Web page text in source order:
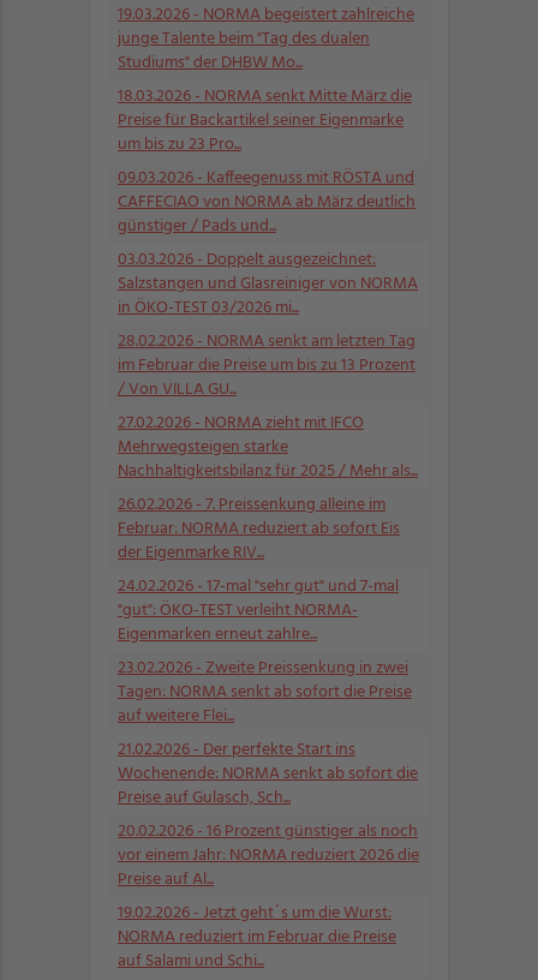
19.03.2026- NORMA begeistert zahlreiche
junge Talente beim "Tag des dualen
Studiums" der DHBW Mo...
18.03.2026- NORMA senkt Mitte März die
Preise für Backartikel seiner Eigenmarke
um bis zu 23 Pro...
09.03.2026- Kaffeegenuss mit RÖSTA und
CAFFECIAO von NORMA ab März deutlich
günstiger / Pads und...
03.03.2026- Doppelt ausgezeichnet:
Salzstangen und Glasreiniger von NORMA
in ÖKO-TEST 03/2026 mi...
28.02.2026- NORMA senkt am letzten Tag
im Februar die Preise um bis zu 13 Prozent
/ Von VILLA GU...
27.02.2026- NORMA zieht mit IFCO
Mehrwegsteigen starke
Nachhaltigkeitsbilanz für 2025 / Mehr als...
26.02.2026- 7. Preissenkung alleine im
Februar: NORMA reduziert ab sofort Eis
der Eigenmarke RIV...
24.02.2026- 17-mal "sehr gut" und 7-mal
"gut": ÖKO-TEST verleiht NORMA-
Eigenmarken erneut zahlre...
23.02.2026- Zweite Preissenkung in zwei
Tagen: NORMA senkt ab sofort die Preise
auf weitere Flei...
21.02.2026- Der perfekte Start ins
Wochenende: NORMA senkt ab sofort die
Preise auf Gulasch, Sch...
20.02.2026- 16 Prozent günstiger als noch
vor einem Jahr: NORMA reduziert 2026 die
Preise auf Al...
19.02.2026- Jetzt geht´s um die Wurst:
NORMA reduziert im Februar die Preise
auf Salami und Schi...